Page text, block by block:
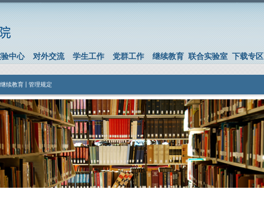
中心 对外交流 学生工作 党群工作 继续教育 联合实验室 下载专区
继续教育 管理规定